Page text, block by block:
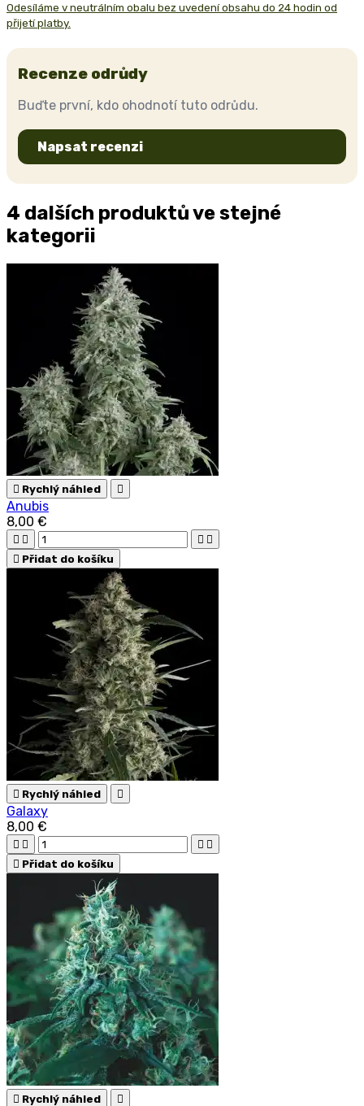
Odesíláme v neutrálním obalu bez uvedení obsahu do 24 hodin od
přijetí platby.
Recenze odrůdy
Buďte první, kdo ohodnotí tuto odrůdu.
Napsat recenzi
4 dalších produktů ve stejné
kategorii
 Rychlý náhled 
Anubis
8,00 €
   
 Přidat do košíku
 Rychlý náhled 
Galaxy
8,00 €
   
 Přidat do košíku
 Rychlý náhled 